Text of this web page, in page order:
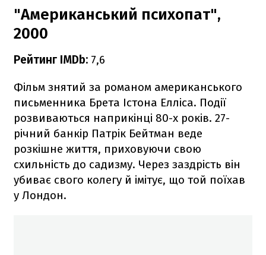
"Американський психопат",
2000
Рейтинг IMDb: 7,6
Фільм знятий за романом американського
письменника Брета Істона Елліса. Події
розвиваються наприкінці 80-х років. 27-
річний банкір Патрік Бейтман веде
розкішне життя, приховуючи свою
схильність до садизму. Через заздрість він
убиває свого колегу й імітує, що той поїхав
у Лондон.